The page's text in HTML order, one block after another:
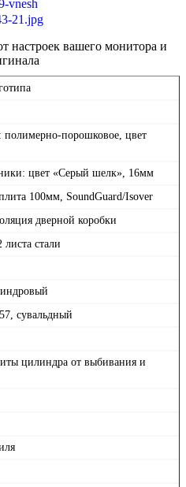
настроек вашего монитора и
полимерно-порошковое, цвет
цвет «Серый шелк», 16мм
100мм, SoundGuard/Isover
дверной коробки
стали
сувальдный
цилиндра от выбивания и